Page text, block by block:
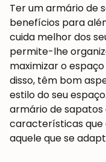
Ter um armário de
benefícios para
cuida melhor dos
permite-lhe
maximizar o
disso, têm bom
estilo do seu
armário de sapatos
características que
aquele que se